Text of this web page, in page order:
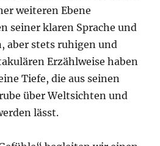
weiteren Ebene
seiner klaren Sprache und
aber stets ruhigen und
Erzählweise haben
Tiefe, die aus seinen
über Weltsichten und
lässt.